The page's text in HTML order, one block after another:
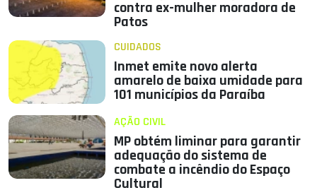
contra ex-mulher moradora de
Patos
CUIDADOS
Inmet emite novo alerta
amarelo de baixa umidade para
101 municípios da Paraíba
AÇÃO CIVIL
MP obtém liminar para garantir
adequação do sistema de
combate a incêndio do Espaço
Cultural